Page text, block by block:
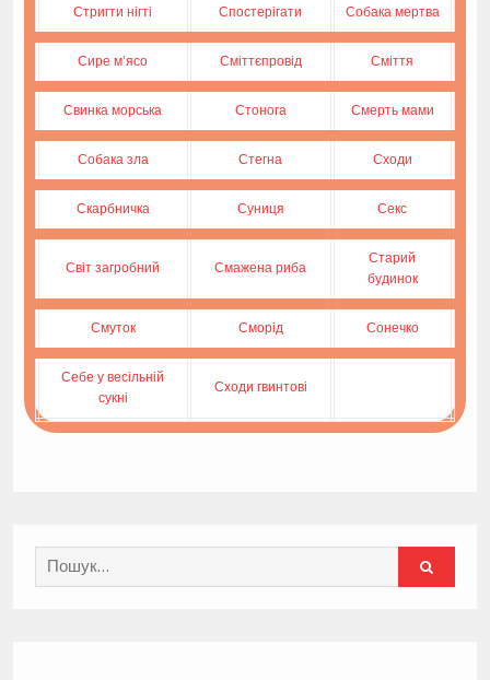
Стригти нігті Спостерігати Собака мертва
Сире м’ясо Сміттєпровід Сміття
Свинка морська Стонога Смерть мами
Собака зла Стегна Сходи
Скарбничка Суниця Секс
Світ загробний Смажена риба
Старий
будинок
Смуток Сморід Сонечко
Себе у весільній
сукні
Сходи гвинтові
Search
for: